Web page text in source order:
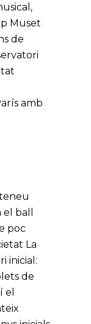
Muset
de
amb
ball
poc
La
inicial:
de
el